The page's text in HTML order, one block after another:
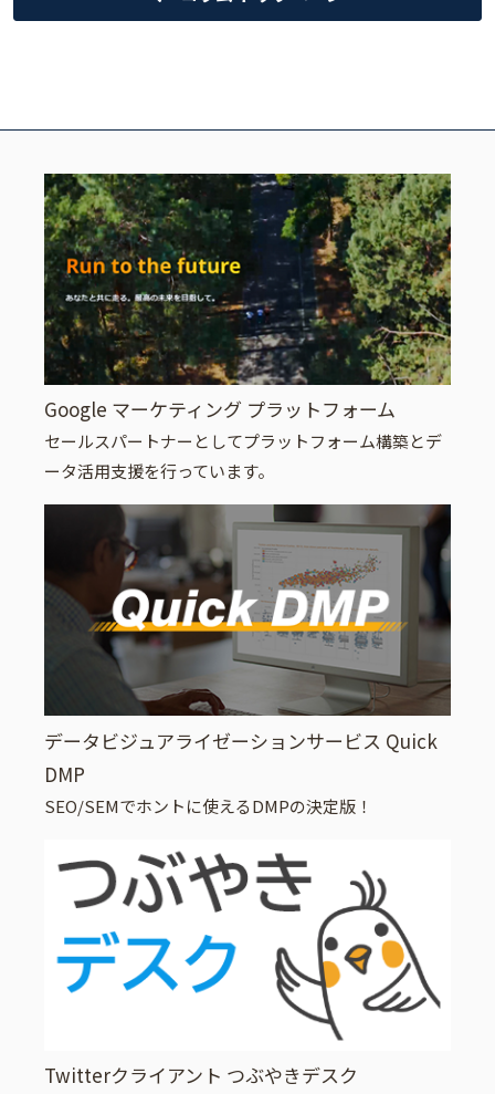
Google マーケティング プラットフォーム
セールスパートナーとしてプラットフォーム構築とデ
ータ活用支援を行っています。
データビジュアライゼーションサービス Quick
DMP
SEO/SEMでホントに使えるDMPの決定版！
Twitterクライアント つぶやきデスク